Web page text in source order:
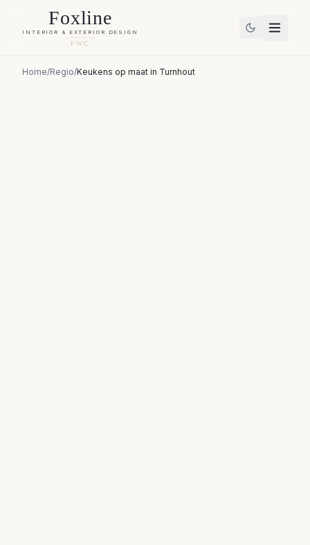
Foxline
INTERIOR & EXTERIOR DESIGN
FWC
Home/Regio/Keukens op maat in Turnhout